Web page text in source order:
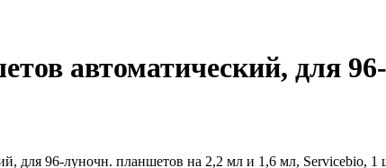
автоматический, для